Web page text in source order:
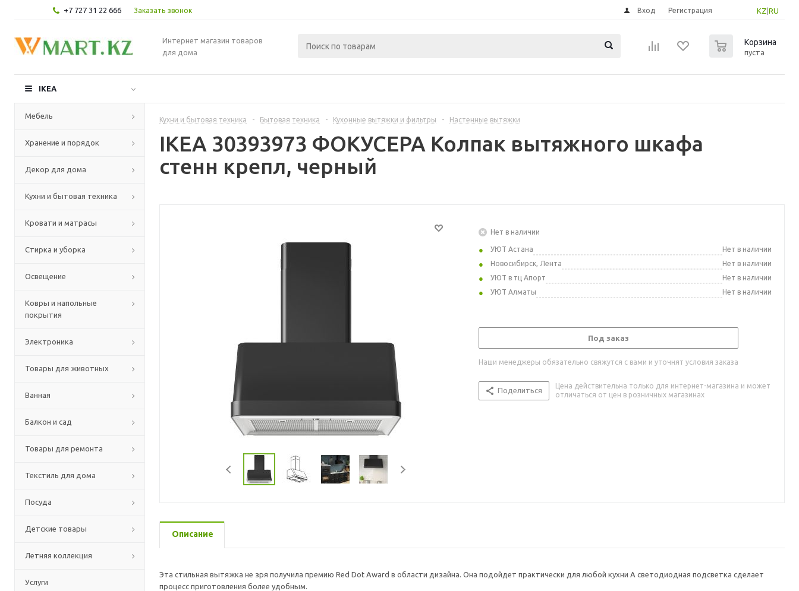
+7 727 31 22 666 Заказать звонок KZ RU
Вход Регистрация
Интернет магазин товаров
для дома
Корзина
пуста
IKEA
Мебель
Хранение и порядок
Декор для дома
Кухни и бытовая техника
Кровати и матрасы
Стирка и уборка
Освещение
Ковры и напольные
покрытия
Электроника
Товары для животных
Ванная
Балкон и сад
Товары для ремонта
Текстиль для дома
Посуда
Детские товары
Летняя коллекция
Услуги
Кухни и бытовая техника - Бытовая техника - Кухонные вытяжки и фильтры - Настенные вытяжки
IKEA 30393973 ФОКУСЕРА Колпак вытяжного шкафа
стенн крепл, черный
Нет в наличии
УЮТ Астана
Нет в наличии
Новосибирск, Лента
Нет в наличии
УЮТ в тц Апорт
Нет в наличии
УЮТ Алматы
Нет в наличии
Под заказ
Наши менеджеры обязательно свяжутся с вами и уточнят условия заказа
Поделиться
Цена действительна только для интернет-магазина и может
отличаться от цен в розничных магазинах
Описание
Эта стильная вытяжка не зря получила премию Red Dot Award в области дизайна. Она подойдет практически для любой кухни А светодиодная подсветка сделает
процесс приготовления более удобным.